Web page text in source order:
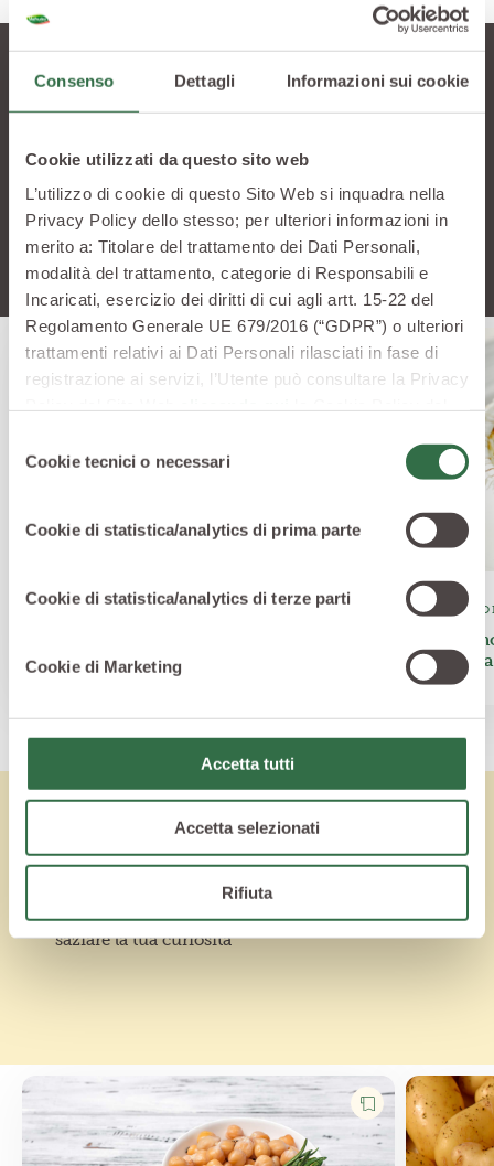
Consenso Dettagli Informazioni sui cookie
Cookie utilizzati da questo sito web
L’utilizzo di cookie di questo Sito Web si inquadra nella
Privacy Policy dello stesso; per ulteriori informazioni in
merito a: Titolare del trattamento dei Dati Personali,
modalità del trattamento, categorie di Responsabili e
Incaricati, esercizio dei diritti di cui agli artt. 15-22 del
Regolamento Generale UE 679/2016 (“GDPR”) o ulteriori
trattamenti relativi ai Dati Personali rilasciati in fase di
registrazione ai servizi, l’Utente può consultare la Privacy
specifiche per i servizi forniti tramite il Sito Web.
delCookie tecnici o necessari
Cookie di statistica/analytics di prima parte
Cookie di statistica/analytics di terze parti
Cookie di Marketing
Accetta tutti
Accetta selezionati
Rifiuta
Lasciati tentare
Vuoi saperne di più? Scopri altre ricette che
potrebbero stuzzicare la tua curiosità
Lo sapevi che
saziare la tua curiosità